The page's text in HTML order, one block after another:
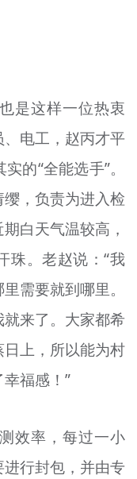
是这样一位热衷
电工，赵丙才平
的“全能选手”。
，负责为进入检
白天气温较高，
珠。老赵说：“我
需要就到哪里。
来了。大家都希
上，所以能为村
福感！”
效率，每过一小
行封包，并由专